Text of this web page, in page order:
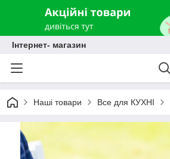
Інтернет- магазин
Наші товари Все для КУХНІ